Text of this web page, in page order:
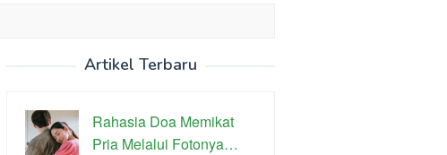
Artikel Terbaru
Rahasia Doa Memikat
Pria Melalui Fotonya…